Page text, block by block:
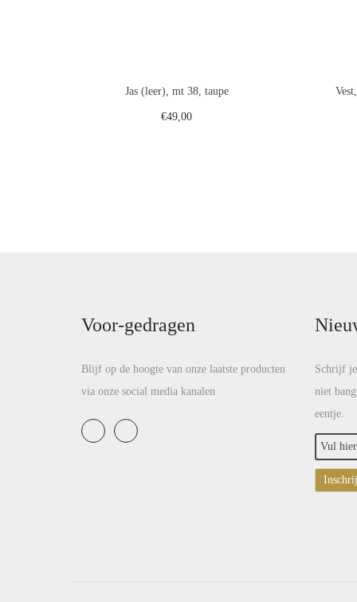
Jas (leer), mt 38, taupe
€49,00
Voor-gedragen
Blijf op de hoogte van onze laatste producten
via onze social media kanalen
Schrijf
niet
eentje.